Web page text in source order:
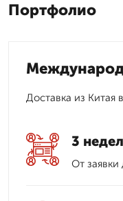
Портфолио
Доставка из Китая
3
От заявки